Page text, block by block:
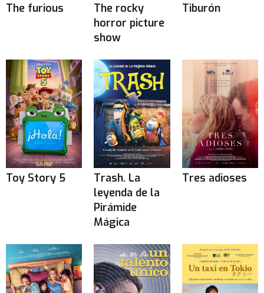
The furious
The rocky
horror picture
show
Tiburón
Toy Story 5
Trash. La
leyenda de la
Pirámide
Mágica
Tres adioses